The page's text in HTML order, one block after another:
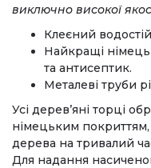
виключно високої
Клеєний
Найкращі
та антисептик.
Металеві труби
Усі дерев’яні торці
німецьким покриттям,
дерева на тривалий
Для надання